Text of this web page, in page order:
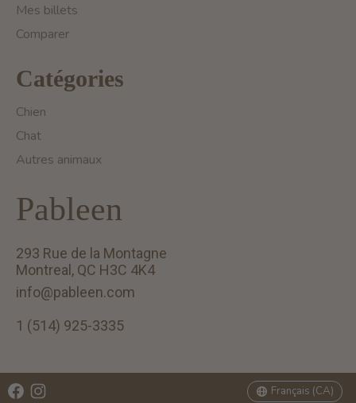
Mes billets
Comparer
Catégories
Chien
Chat
Autres animaux
Pableen
293 Rue de la Montagne
Montreal, QC H3C 4K4
info@pableen.com
1 (514) 925-3335
Français (CA)